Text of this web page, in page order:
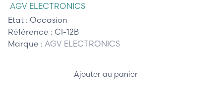
AGV ELECTRONICS
Etat : Occasion
Référence : CI-12B
Marque : AGV ELECTRONICS
Ajouter au panier